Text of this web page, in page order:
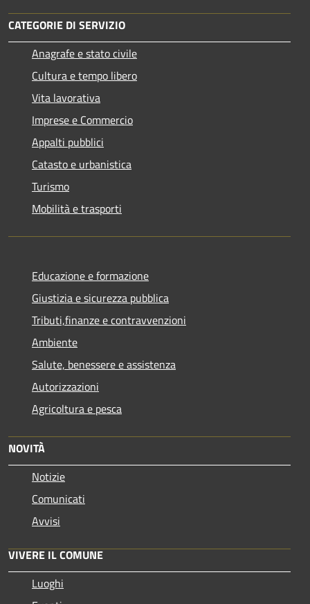
CATEGORIE DI SERVIZIO
Anagrafe e stato civile
Cultura e tempo libero
Vita lavorativa
Imprese e Commercio
Appalti pubblici
Catasto e urbanistica
Turismo
Mobilità e trasporti
Educazione e formazione
Giustizia e sicurezza pubblica
Tributi,finanze e contravvenzioni
Ambiente
Salute, benessere e assistenza
Autorizzazioni
Agricoltura e pesca
NOVITÀ
Notizie
Comunicati
Avvisi
VIVERE IL COMUNE
Luoghi